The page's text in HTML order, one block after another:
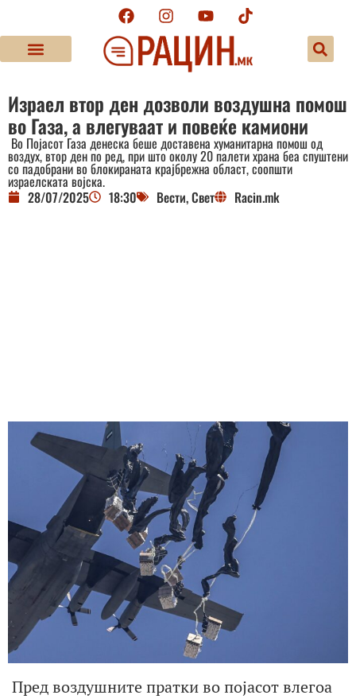
Израел втор ден дозволи воздушна помош
во Газа, а влегуваат и повеќе камиони
Во Појасот Газа денеска беше доставена хуманитарна помош од
воздух, втор ден по ред, при што околу 20 палети храна беа спуштени
со падобрани во блокираната крајбрежна област, соопшти
израелската војска.
28/07/2025
18:30 Вести,Свет Racin.mk
Пред воздушните пратки во појасот влегоа